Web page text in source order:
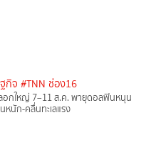
กิจ #TNN ช่อง16
อกใหญ่ 7–11 ส.ค. พายุดอลฟินหนุน
หนัก-คลื่นทะเลแรง